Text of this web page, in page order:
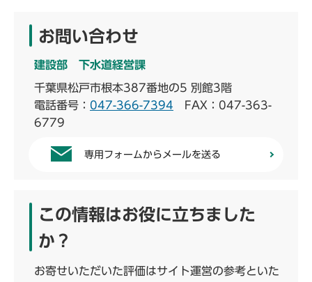
お問い合わせ
建設部 下水道経営課
千葉県松戸市根本387番地の5 別館3階
電話番号： 047-366-7394 FAX：047-363-
6779
専用フォームからメールを送る
この情報はお役に立ちました
か？
お寄せいただいた評価はサイト運営の参考といた